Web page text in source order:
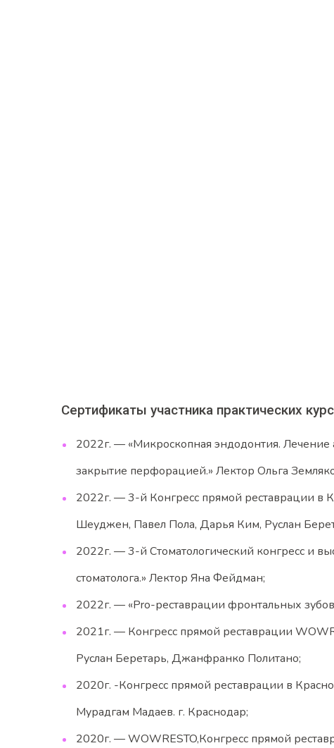
Сертификаты участника практических
2022г. — «Микроскопная эндодонтия. Лечение
закрытие перфорацией.» Лектор Ольга
2022г. — 3-й Конгресс прямой реставрации в
Шеуджен, Павел Пола, Дарья Ким, Руслан
2022г. — 3-й Стоматологический конгресс и
стоматолога.» Лектор Яна Фейдман;
2022г. — «Pro-реставрации фронтальных
2021г. — Конгресс прямой реставрации
Руслан Беретарь, Джанфранко Политано;
2020г. -Конгресс прямой реставрации в
Мурадгам Мадаев. г. Краснодар;
2020г. — WOWRESTO,Конгресс прямой